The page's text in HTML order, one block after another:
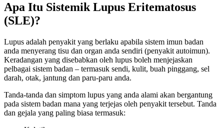
Apa Itu Sistemik Lupus Eritematosus
(SLE)?
Lupus adalah penyakit yang berlaku apabila sistem imun badan
anda menyerang tisu dan organ anda sendiri (penyakit autoimun).
Keradangan yang disebabkan oleh lupus boleh menjejaskan
pelbagai sistem badan – termasuk sendi, kulit, buah pinggang, sel
darah, otak, jantung dan paru-paru anda.
Tanda-tanda dan simptom lupus yang anda alami akan bergantung
pada sistem badan mana yang terjejas oleh penyakit tersebut. Tanda
dan gejala yang paling biasa termasuk: